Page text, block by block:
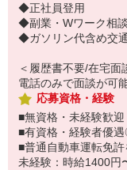
◆正社員登用
◆副業・Wワーク相
◆ガソリン代含め交
＜履歴書不要/在宅面
電話のみで面談が可
応募資格・経験
■無資格・未経験歓迎
■有資格・経験者優
■普通自動車運転免
未経験：時給1400円